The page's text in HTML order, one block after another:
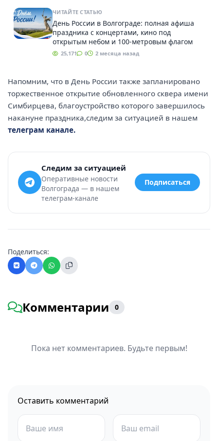
ЧИТАЙТЕ СТАТЬЮ
День России в Волгограде: полная афиша
праздника с концертами, кино под
открытым небом и 100-метровым флагом
25,171 0 2 месяца назад
Напомним, что в День России также запланировано
торжественное открытие обновленного сквера имени
Симбирцева, благоустройство которого завершилось
накануне праздника,следим за ситуацией в нашем
телеграм канале.
Следим за ситуацией
Оперативные новости
Волгограда — в нашем
телеграм-канале
Подписаться
Поделиться:
Комментарии 0
Пока нет комментариев. Будьте первым!
Оставить комментарий